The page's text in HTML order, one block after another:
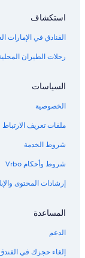
استكشاف
الفنادق في الإمارات
رحلات الطيران
السياسات
الخصوصية
ملفات تعريف الارتباط
شروط الخدمة
شروط وأحكام Vrbo
إرشادات المحتوى
المساعدة
الدعم
إلغاء حجزك في